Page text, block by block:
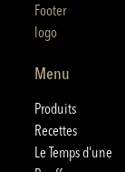
Menu
Produits
Recettes
Le Temps d'une